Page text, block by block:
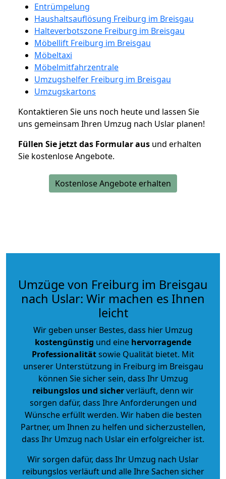
Entrümpelung
Haushaltsauflösung Freiburg im Breisgau
Halteverbotszone Freiburg im Breisgau
Möbellift Freiburg im Breisgau
Möbeltaxi
Möbelmitfahrzentrale
Umzugshelfer Freiburg im Breisgau
Umzugskartons
Kontaktieren Sie uns noch heute und lassen Sie
uns gemeinsam Ihren Umzug nach Uslar planen!
Füllen Sie jetzt das Formular aus und erhalten
Sie kostenlose Angebote.
Kostenlose Angebote erhalten
Umzüge von Freiburg im Breisgau
nach Uslar: Wir machen es Ihnen
leicht
Wir geben unser Bestes, dass hier Umzug
kostengünstig und eine hervorragende
Professionalitätsowie Qualität bietet. Mit
unserer Unterstützung in Freiburg im Breisgau
können Sie sicher sein, dass Ihr Umzug
reibungslos und sicherverläuft, denn wir
sorgen dafür, dass Ihre Anforderungen und
Wünsche erfüllt werden. Wir haben die besten
Partner, um Ihnen zu helfen und sicherzustellen,
dass Ihr Umzug nach Uslar ein erfolgreicher ist.
Wir sorgen dafür, dass Ihr Umzug nach Uslar
reibungslos verläuft und alle Ihre Sachen sicher